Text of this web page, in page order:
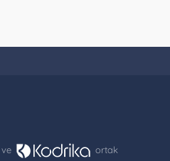
ve ortak